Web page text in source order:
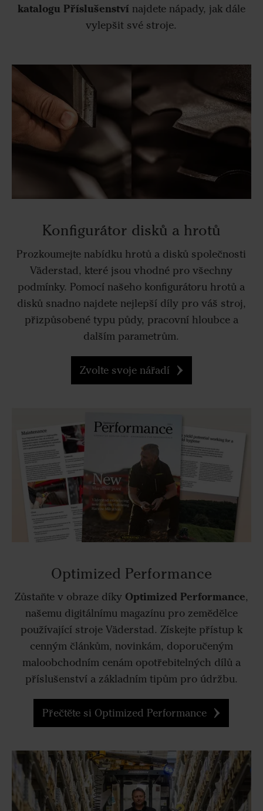
katalogu Příslušenství najdete nápady, jak dále
vylepšit své stroje.
Konfigurátor disků a hrotů
Prozkoumejte nabídku hrotů a disků společnosti
Väderstad, které jsou vhodné pro všechny
podmínky. Pomocí našeho konfigurátoru hrotů a
disků snadno najdete nejlepší díly pro váš stroj,
přizpůsobené typu půdy, pracovní hloubce a
dalším parametrům.
Zvolte svoje nářadí
Optimized Performance
Zůstaňte v obraze díky Optimized Performance,
našemu digitálnímu magazínu pro zemědělce
používající stroje Väderstad. Získejte přístup k
cenným článkům, novinkám, doporučeným
maloobchodním cenám opotřebitelných dílů a
příslušenství a základním tipům pro údržbu.
Přečtěte si Optimized Performance